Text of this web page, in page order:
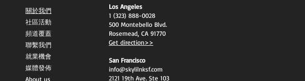
關於我們
社區活動
頻道覆蓋
聯繫我們
就業機會
媒體發佈
About us
Los Angeles
1 (323) 888-0028
500 Montebello Blvd.
Rosemead, CA 91770
Get direction>>
San Francisco
info@skylilnksf.com
2121 19th Ave. Ste 103